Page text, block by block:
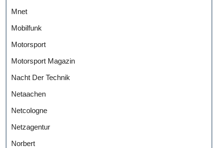
Mnet
Mobilfunk
Motorsport
Motorsport Magazin
Nacht Der Technik
Netaachen
Netcologne
Netzagentur
Norbert